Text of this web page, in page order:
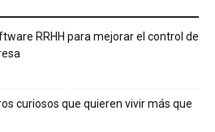
RRHH para mejorar el control de
curiosos que quieren vivir más que